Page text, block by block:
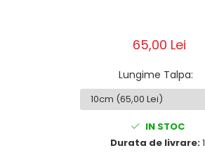
65,00 Lei
Lungime Talpa:
IN STOC
Durata de livrare:1